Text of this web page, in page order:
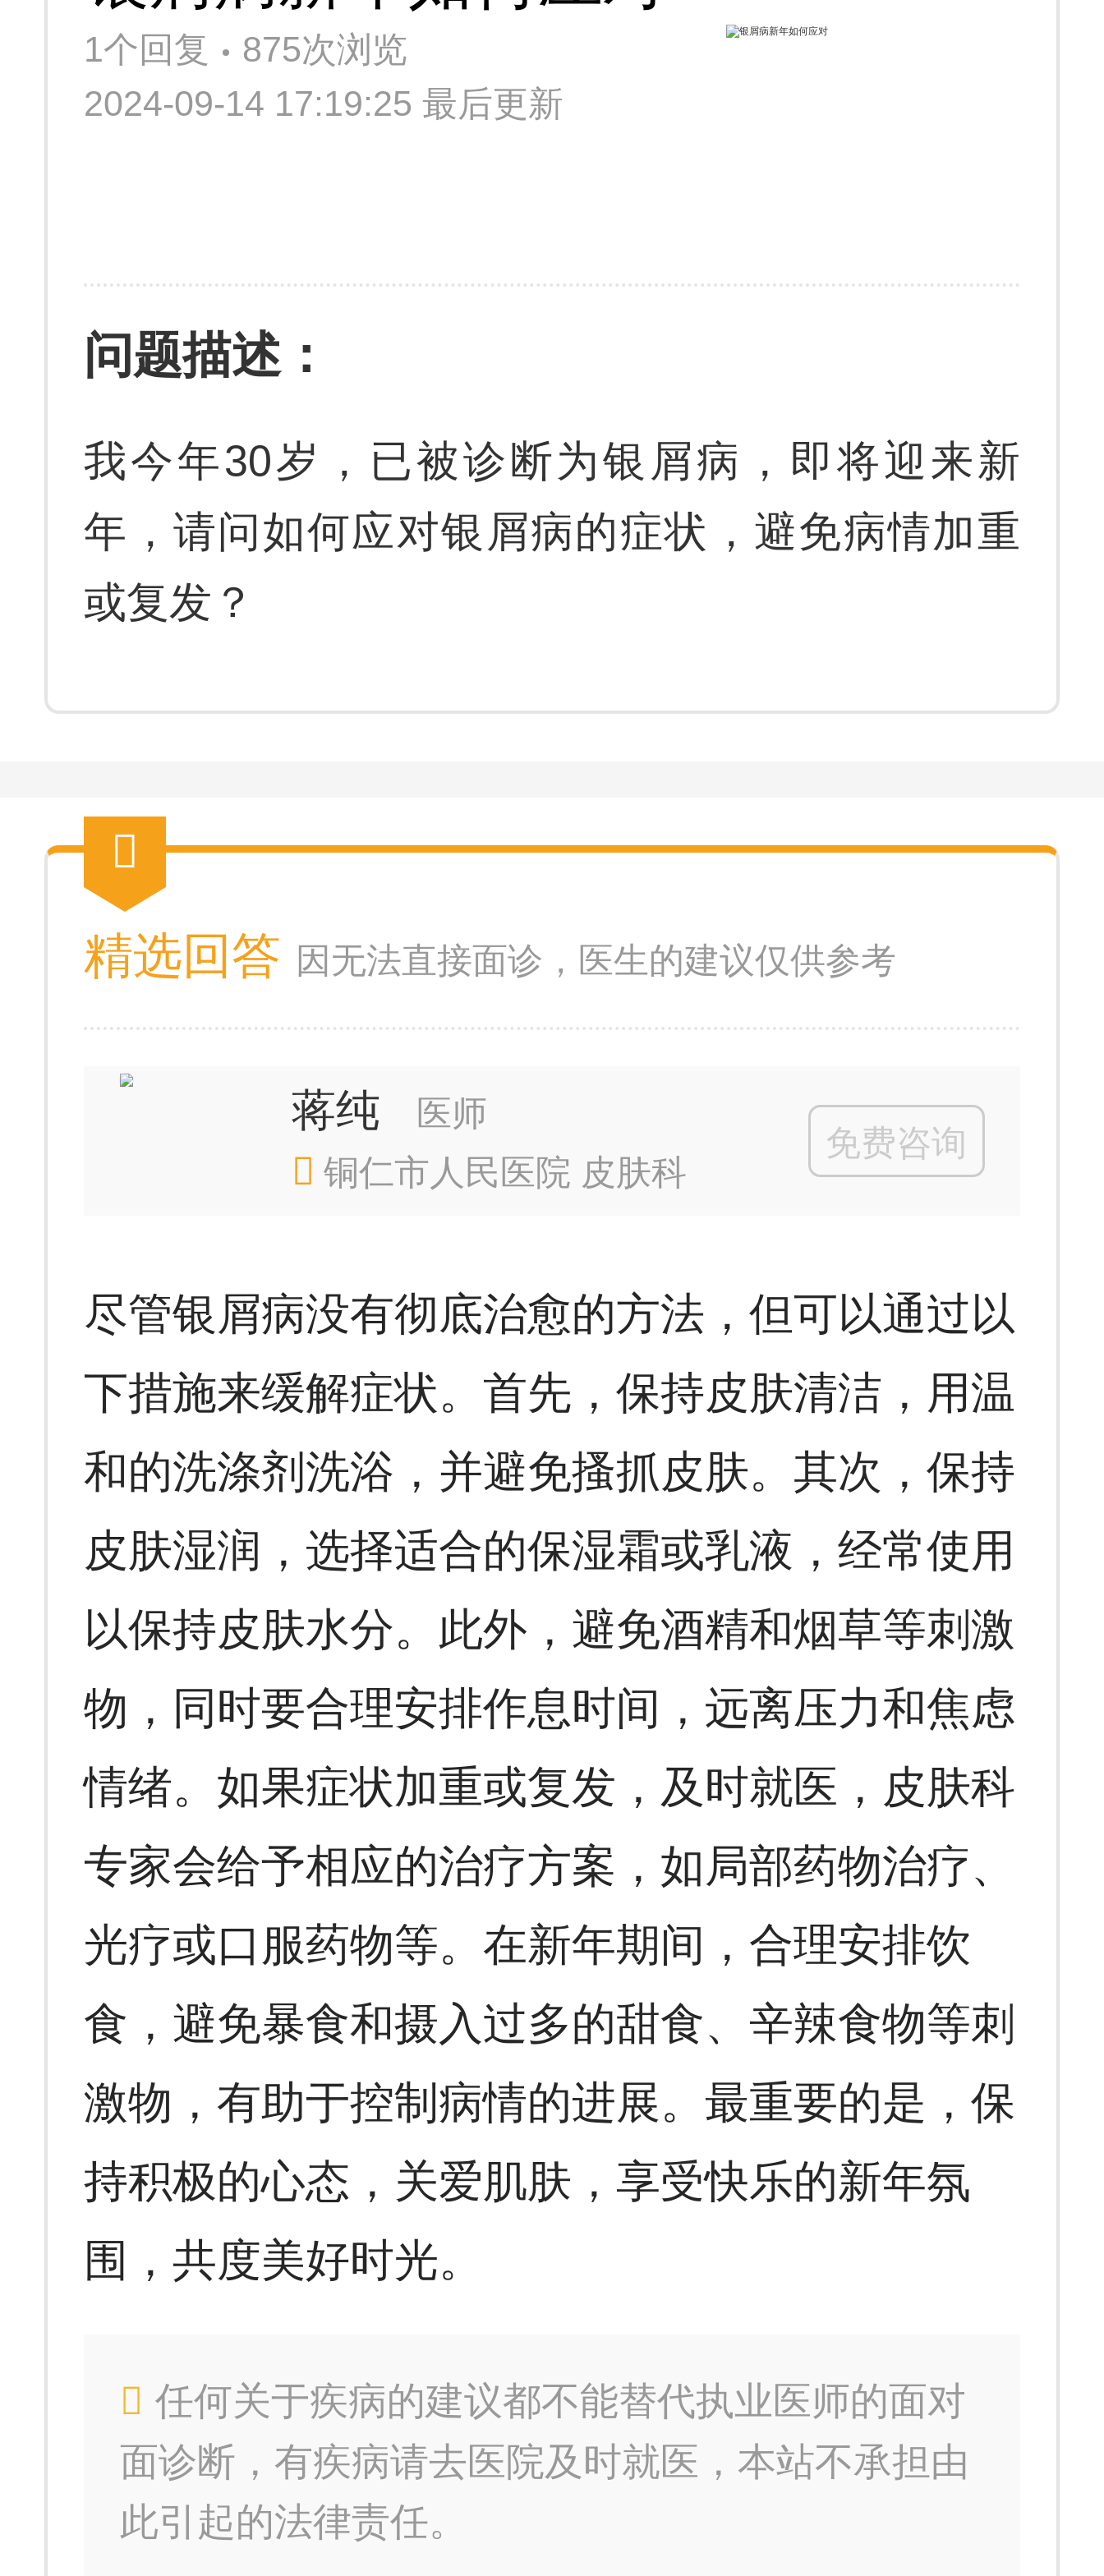
1个回复
875次浏览
2024-09-14 17:19:25 最后更新
问题描述：
我今年30岁，已被诊断为银屑病，即将迎来新
年，请问如何应对银屑病的症状，避免病情加重
或复发？
精选回答 因无法直接面诊，医生的建议仅供参考
蒋纯
医师
铜仁市人民医院 皮肤科
免费咨询
尽管银屑病没有彻底治愈的方法，但可以通过以
下措施来缓解症状。首先，保持皮肤清洁，用温
和的洗涤剂洗浴，并避免搔抓皮肤。其次，保持
皮肤湿润，选择适合的保湿霜或乳液，经常使用
以保持皮肤水分。此外，避免酒精和烟草等刺激
物，同时要合理安排作息时间，远离压力和焦虑
情绪。如果症状加重或复发，及时就医，皮肤科
专家会给予相应的治疗方案，如局部药物治疗、
光疗或口服药物等。在新年期间，合理安排饮
食，避免暴食和摄入过多的甜食、辛辣食物等刺
激物，有助于控制病情的进展。最重要的是，保
持积极的心态，关爱肌肤，享受快乐的新年氛
围，共度美好时光。
任何关于疾病的建议都不能替代执业医师的面对
面诊断，有疾病请去医院及时就医，本站不承担由
此引起的法律责任。